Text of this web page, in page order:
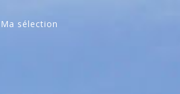
Ma sélection